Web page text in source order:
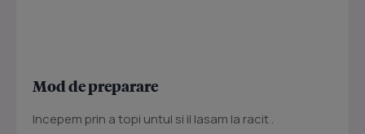
Mod de preparare
Incepem prin a topi untul si il lasam la racit .